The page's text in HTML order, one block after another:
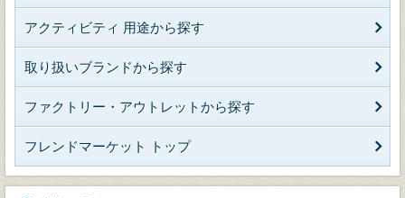
アクティビティ 用途から探す
取り扱いブランドから探す
ファクトリー・アウトレットから探す
フレンドマーケット トップ